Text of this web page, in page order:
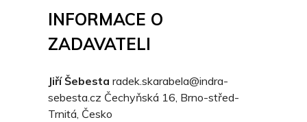
INFORMACE O
ZADAVATELI
Jiří Šebesta radek.skarabela@indra-
sebesta.cz Čechyňská 16, Brno-střed-
Trnitá, Česko